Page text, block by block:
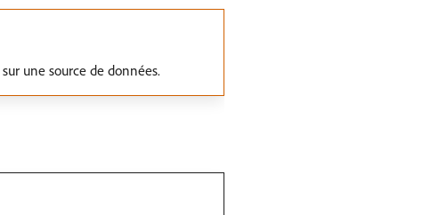
sur une source de données.